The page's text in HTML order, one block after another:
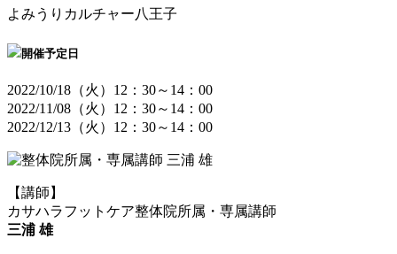
よみうりカルチャー八王子
開催予定日
2022/10/18（火）12：30～14：00
2022/11/08（火）12：30～14：00
2022/12/13（火）12：30～14：00
【講師】
カサハラフットケア整体院所属・専属講師
三浦 雄